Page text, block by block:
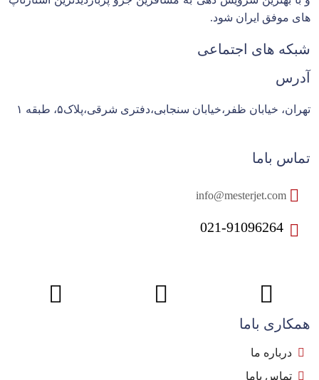
های موفق ایران شود.
شبکه های اجتماعی
آدرس
تهران، خیابان ظفر،خیابان سنجابی،دفتری شرقی،پلاک۵، طبقه ۱
تماس باما
021-91096264
همکاری باما
درباره ما
تماس باما